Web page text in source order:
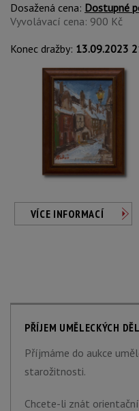
Dosažená cena: Dostupné
Vyvolávací cena: 900 Kč
Konec dražby: 13.09.2023
VÍCE INFORMACÍ
PŘÍJEM UMĚLECKÝCH
Příjmáme do aukce
starožitnosti.
Chcete-li znát